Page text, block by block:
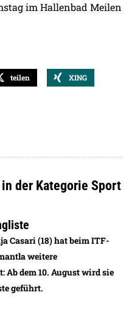
im Hallenbad Meilen
teilen
XING
der Kategorie Sport
Casari (18) hat beim ITF-
weitere
dem 10. August wird sie
geführt.